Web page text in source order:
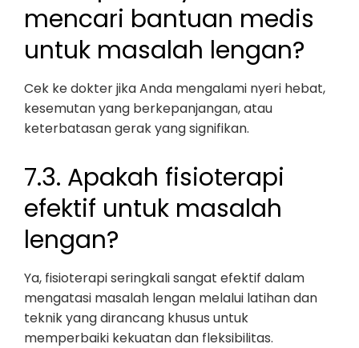
mencari bantuan medis
untuk masalah lengan?
Cek ke dokter jika Anda mengalami nyeri hebat,
kesemutan yang berkepanjangan, atau
keterbatasan gerak yang signifikan.
7.3. Apakah fisioterapi
efektif untuk masalah
lengan?
Ya, fisioterapi seringkali sangat efektif dalam
mengatasi masalah lengan melalui latihan dan
teknik yang dirancang khusus untuk
memperbaiki kekuatan dan fleksibilitas.